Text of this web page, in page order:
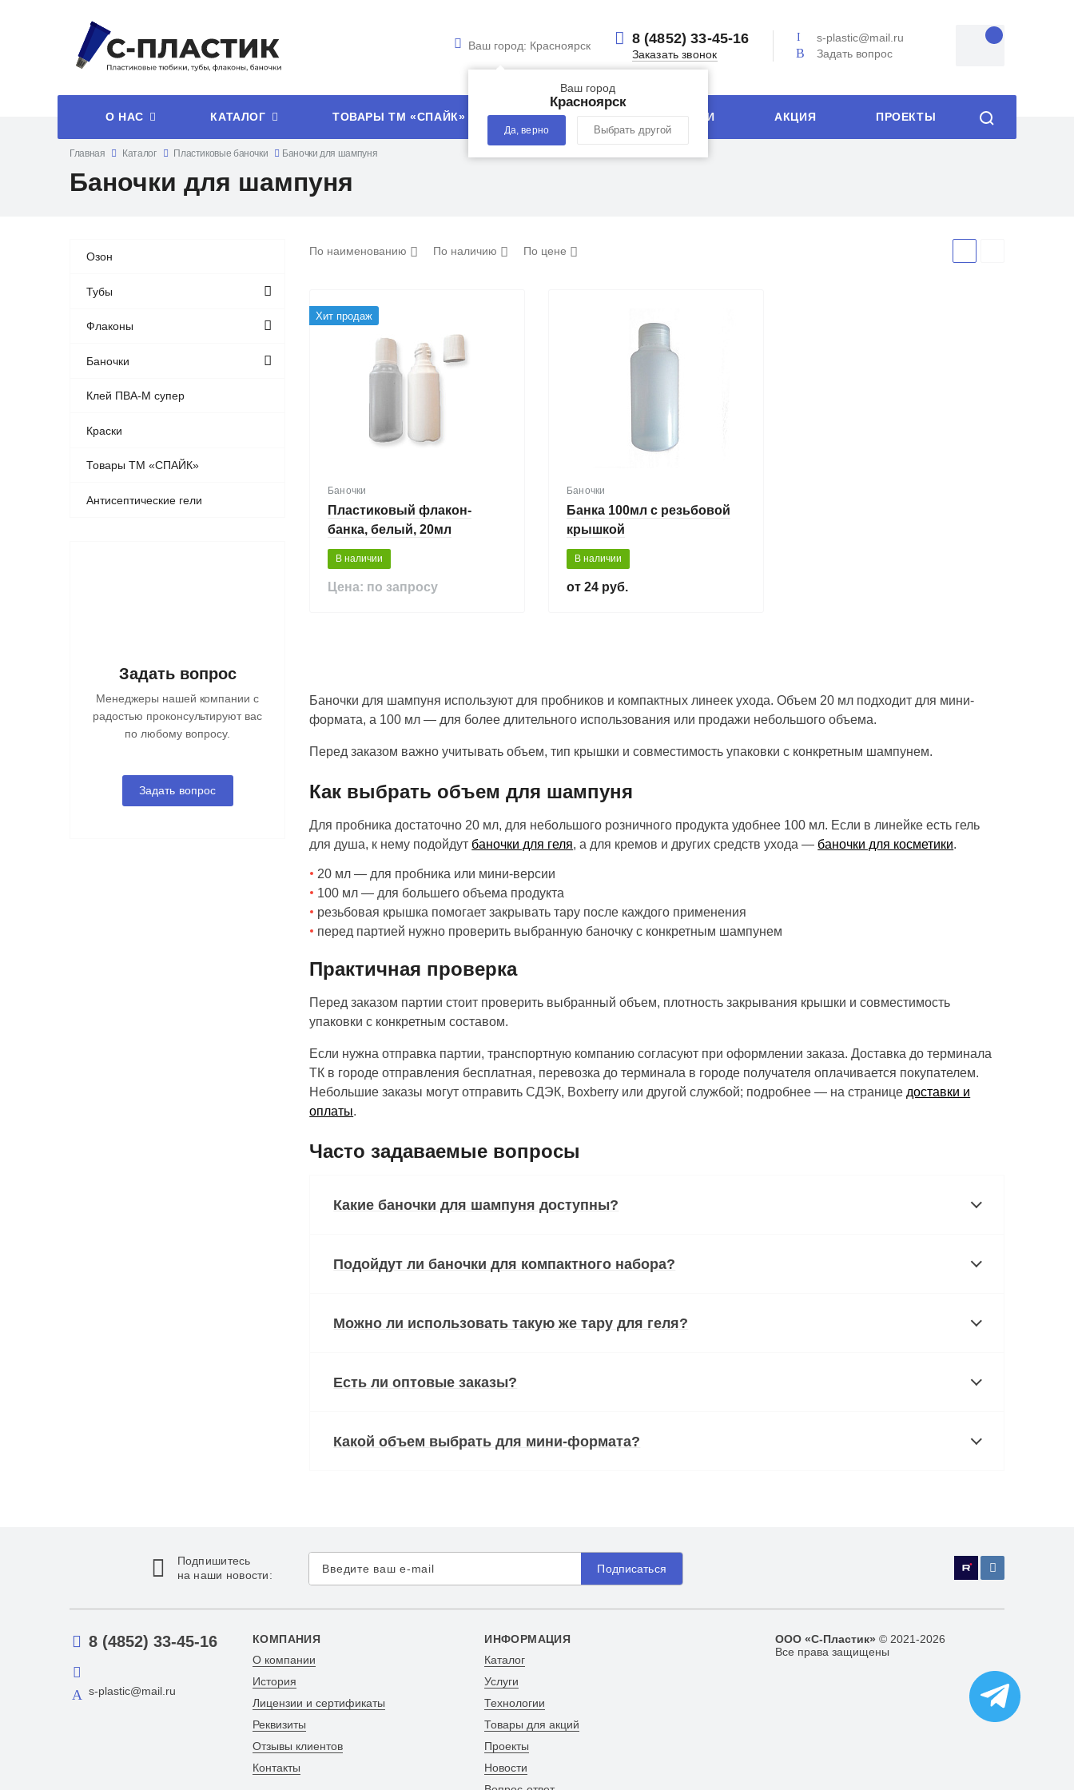
Ваш город: Красноярск
Ваш город
Красноярск
Да, верно Выбрать другой
8 (4852) 33-45-16
Заказать звонок
s-plastic@mail.ru
Задать вопрос
О НАС КАТАЛОГ ТОВАРЫ ТМ «СПАЙК» УСЛУГИ ТЕХНОЛОГИИ АКЦИЯ ПРОЕКТЫ
Главная Каталог Пластиковые баночки Баночки для шампуня
Баночки для шампуня
Озон
Тубы
Флаконы
Баночки
Клей ПВА-М супер
Краски
Товары ТМ «СПАЙК»
Антисептические гели
Задать вопрос
Менеджеры нашей компании с
радостью проконсультируют вас
по любому вопросу.
Задать вопрос
По наименованию По наличию По цене
Хит продаж
Баночки
Пластиковый флакон-
банка, белый, 20мл
В наличии
Цена: по запросу
Баночки
Банка 100мл с резьбовой
крышкой
В наличии
24 руб.
Баночки для шампуня используют для пробников и компактных линеек ухода. Объем 20 мл подходит для мини-
формата, а 100 мл — для более длительного использования или продажи небольшого объема.
Перед заказом важно учитывать объем, тип крышки и совместимость упаковки с конкретным шампунем.
Как выбрать объем для шампуня
Для пробника достаточно 20 мл, для небольшого розничного продукта удобнее 100 мл. Если в линейке есть гель
для душа, к нему подойдут баночки для геля, а для кремов и других средств ухода — баночки для косметики.
20 мл — для пробника или мини-версии
100 мл — для большего объема продукта
резьбовая крышка помогает закрывать тару после каждого применения
перед партией нужно проверить выбранную баночку с конкретным шампунем
Практичная проверка
Перед заказом партии стоит проверить выбранный объем, плотность закрывания крышки и совместимость
упаковки с конкретным составом.
Если нужна отправка партии, транспортную компанию согласуют при оформлении заказа. Доставка до терминала
ТК в городе отправления бесплатная, перевозка до терминала в городе получателя оплачивается покупателем.
Небольшие заказы могут отправить СДЭК, Boxberry или другой службой; подробнее — на странице доставки и
оплаты.
Часто задаваемые вопросы
Какие баночки для шампуня доступны?
Подойдут ли баночки для компактного набора?
Можно ли использовать такую же тару для геля?
Есть ли оптовые заказы?
Какой объем выбрать для мини-формата?
Подпишитесь
на наши новости:
Подписаться
8 (4852) 33-45-16
s-plastic@mail.ru
КОМПАНИЯ
О компании
История
Лицензии и сертификаты
Реквизиты
Отзывы клиентов
Контакты
ИНФОРМАЦИЯ
Каталог
Услуги
Технологии
Товары для акций
Проекты
Новости
ООО «С-Пластик» © 2021-2026
Все права защищены